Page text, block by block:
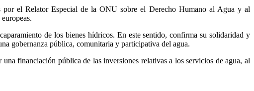
por el Relator Especial de la ONU sobre el Derecho Humano al Agua y al
de los bienes hídricos. En este sentido, confirma su solidaridad y
gobernanza pública, comunitaria y participativa del agua.
financiación pública de las inversiones relativas a los servicios de agua, al